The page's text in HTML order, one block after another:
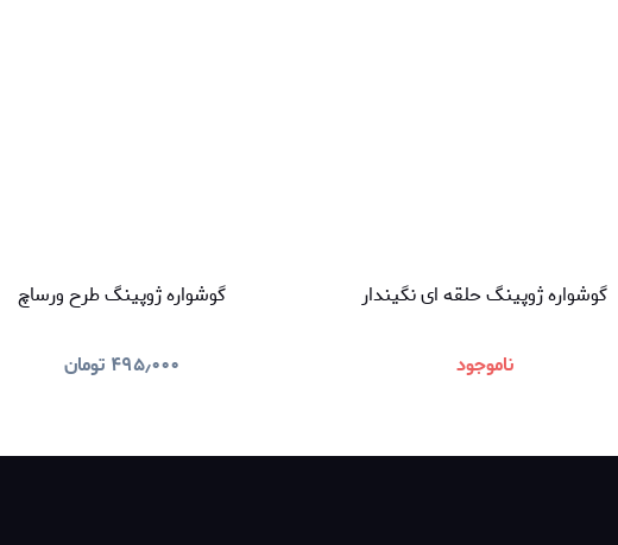
گوشواره ژوپینگ حلقه ای نگیندار
ناموجود
گوشواره ژوپینگ طرح ورساچ
۴۹۵٫۰۰۰ تومان